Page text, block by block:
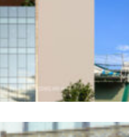
Nhà Ở Kết Hợp Văn Phòng Anh